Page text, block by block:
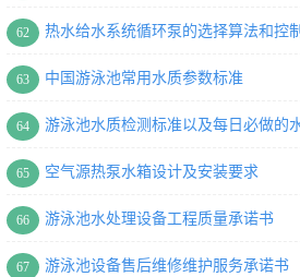
62 热水给水系统循环泵的选择算法和控
63 中国游泳池常用水质参数标准
64 游泳池水质检测标准以及每日必做的
65 空气源热泵水箱设计及安装要求
66 游泳池水处理设备工程质量承诺书
67 游泳池设备售后维修维护服务承诺书